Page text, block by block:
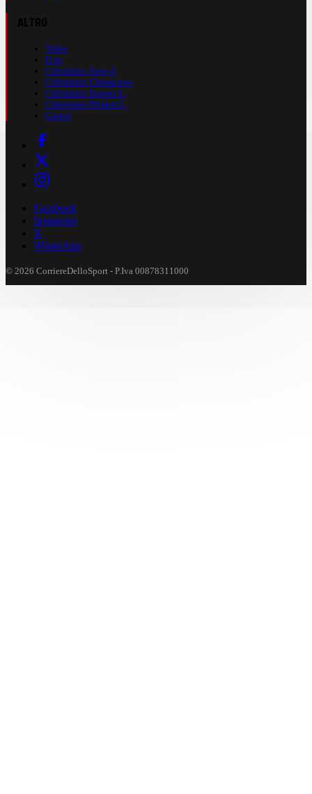
Video
Foto
Calendario Serie A
Calendario Champions
Calendario Europa L.
Calendario Premier L.
Casinò
Facebook
Instagram
X
WhatsApp
© 2026 CorriereDelloSport - P.Iva 00878311000